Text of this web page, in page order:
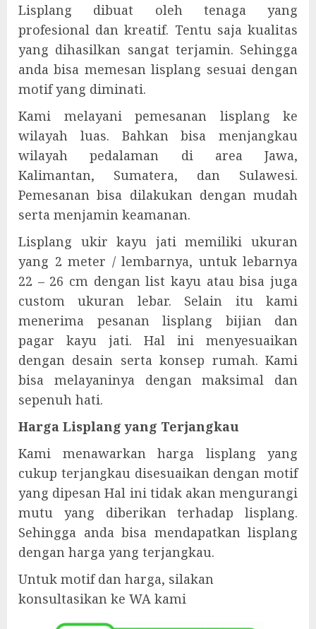
Lisplang dibuat oleh tenaga yang
profesional dan kreatif. Tentu saja kualitas
yang dihasilkan sangat terjamin. Sehingga
anda bisa memesan lisplang sesuai dengan
motif yang diminati.
Kami melayani pemesanan lisplang ke
wilayah luas. Bahkan bisa menjangkau
wilayah pedalaman di area Jawa,
Kalimantan, Sumatera, dan Sulawesi.
Pemesanan bisa dilakukan dengan mudah
serta menjamin keamanan.
Lisplang ukir kayu jati memiliki ukuran
yang 2 meter / lembarnya, untuk lebarnya
22 – 26 cm dengan list kayu atau bisa juga
custom ukuran lebar. Selain itu kami
menerima pesanan lisplang bijian dan
pagar kayu jati. Hal ini menyesuaikan
dengan desain serta konsep rumah. Kami
bisa melayaninya dengan maksimal dan
sepenuh hati.
Harga Lisplang yang Terjangkau
Kami menawarkan harga lisplang yang
cukup terjangkau disesuaikan dengan motif
yang dipesan Hal ini tidak akan mengurangi
mutu yang diberikan terhadap lisplang.
Sehingga anda bisa mendapatkan lisplang
dengan harga yang terjangkau.
Untuk motif dan harga, silakan
konsultasikan ke WA kami